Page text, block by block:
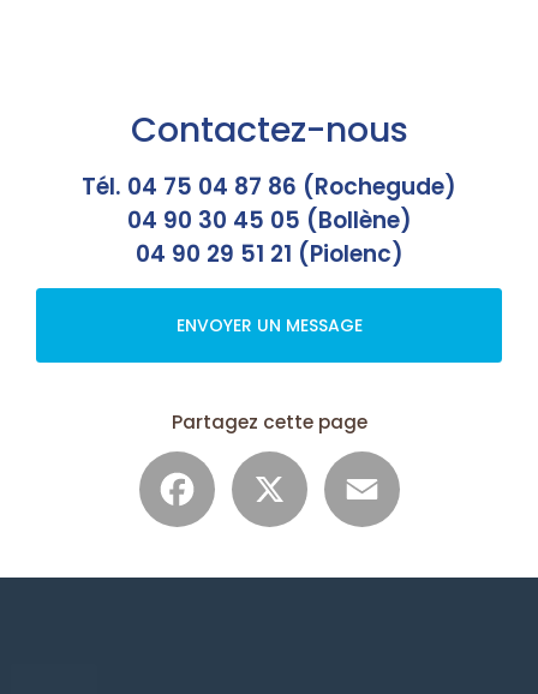
Contactez-nous
Tél. 04 75 04 87 86 (Rochegude)
04 90 30 45 05 (Bollène)
04 90 29 51 21 (Piolenc)
ENVOYER UN MESSAGE
Partagez cette page
Facebook